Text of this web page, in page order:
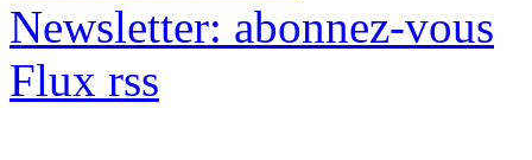
Newsletter: abonnez-vous
Flux rss